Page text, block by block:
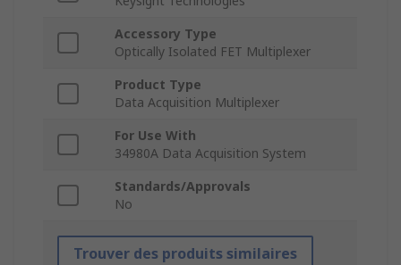
Accessory Type
Optically Isolated FET Multiplexer
Product Type
Data Acquisition Multiplexer
For Use With
34980A Data Acquisition System
Standards/Approvals
No
Trouver des produits similaires